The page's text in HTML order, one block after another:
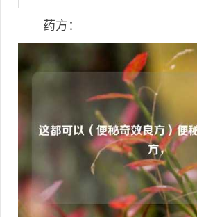
药方：